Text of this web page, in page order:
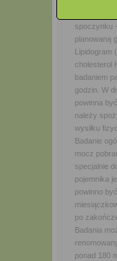
spoczynku
planowaną
Lipidogram
cholesterol
badaniem
godzin. W
powinna
należy
wysiłku
Badanie
mocz
specjalnie
pojemnika
powinno
po
Badania
ponad 180